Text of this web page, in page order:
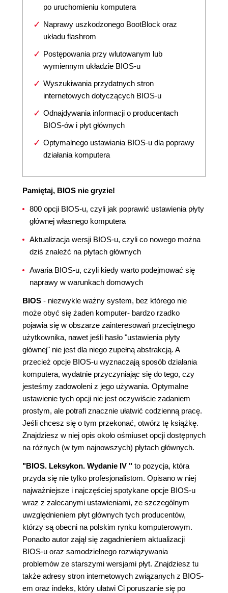
po uruchomieniu komputera
Naprawy uszkodzonego BootBlock oraz
układu flashrom
Postępowania przy wlutowanym lub
wymiennym układzie BIOS-u
Wyszukiwania przydatnych stron
internetowych dotyczących BIOS-u
Odnajdywania informacji o producentach
BIOS-ów i płyt głównych
Optymalnego ustawiania BIOS-u dla poprawy
działania komputera
Pamiętaj, BIOS nie gryzie!
800 opcji BIOS-u, czyli jak poprawić ustawienia płyty
głównej własnego komputera
Aktualizacja wersji BIOS-u, czyli co nowego można
dziś znaleźć na płytach głównych
Awaria BIOS-u, czyli kiedy warto podejmować się
naprawy w warunkach domowych
BIOS - niezwykle ważny system, bez którego nie
może obyć się żaden komputer- bardzo rzadko
pojawia się w obszarze zainteresowań przeciętnego
użytkownika, nawet jeśli hasło "ustawienia płyty
głównej" nie jest dla niego zupełną abstrakcją. A
przecież opcje BIOS-u wyznaczają sposób działania
komputera, wydatnie przyczyniając się do tego, czy
jesteśmy zadowoleni z jego używania. Optymalne
ustawienie tych opcji nie jest oczywiście zadaniem
prostym, ale potrafi znacznie ułatwić codzienną pracę.
Jeśli chcesz się o tym przekonać, otwórz tę książkę.
Znajdziesz w niej opis około ośmiuset opcji dostępnych
na różnych (w tym najnowszych) płytach głównych.
"BIOS. Leksykon. Wydanie IV " to pozycja, która
przyda się nie tylko profesjonalistom. Opisano w niej
najważniejsze i najczęściej spotykane opcje BIOS-u
wraz z zalecanymi ustawieniami, ze szczególnym
uwzględnieniem płyt głównych tych producentów,
którzy są obecni na polskim rynku komputerowym.
Ponadto autor zajął się zagadnieniem aktualizacji
BIOS-u oraz samodzielnego rozwiązywania
problemów ze starszymi wersjami płyt. Znajdziesz tu
także adresy stron internetowych związanych z BIOS-
em oraz indeks, który ułatwi Ci poruszanie się po